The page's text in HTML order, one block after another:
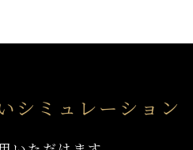
シミュレーション